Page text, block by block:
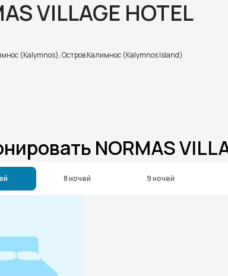
VILLAGE HOTEL
(Kalymnos), Остров Калимнос (Kalymnos Island)
NORMAS
8 ночей 9 ночей